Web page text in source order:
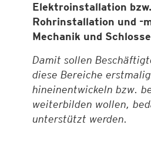
Elektroinstallation bzw.
Rohrinstallation und -
Mechanik und
Damit sollen
diese Bereiche erstmalig
hineinentwickeln bzw.
weiterbilden wollen,
unterstützt werden.